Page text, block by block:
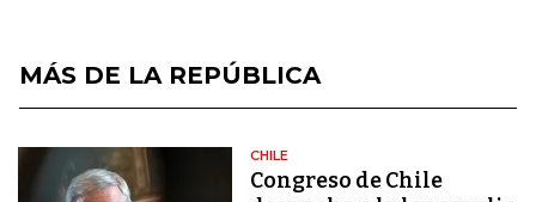
MÁS DE LA REPÚBLICA
CHILE
Congreso de Chile